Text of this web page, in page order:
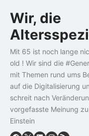
to
content
Wir, die
Mit 65 ist noch lange
old ! Wir sind die
mit Themen rund ums
auf die Digitalisierung
schreit nach
vorgefasste Meinung
Einstein